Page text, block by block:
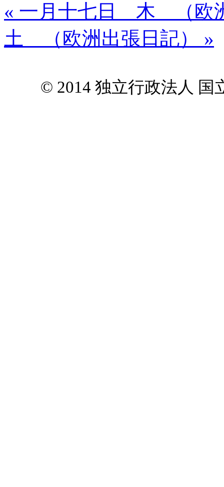
« 一月十七日 木 （欧
土 （欧洲出張日記） »
© 2014 独立行政法人 国